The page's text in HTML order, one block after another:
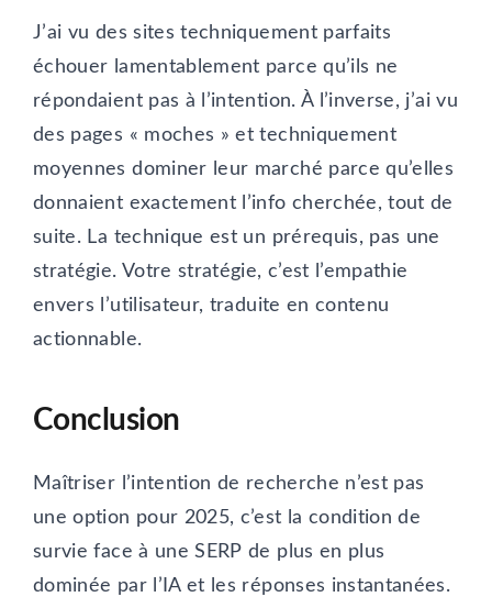
J’ai vu des sites techniquement parfaits
échouer lamentablement parce qu’ils ne
répondaient pas à l’intention. À l’inverse, j’ai vu
des pages « moches » et techniquement
moyennes dominer leur marché parce qu’elles
donnaient exactement l’info cherchée, tout de
suite. La technique est un prérequis, pas une
stratégie. Votre stratégie, c’est l’empathie
envers l’utilisateur, traduite en contenu
actionnable.
Conclusion
Maîtriser l’intention de recherche n’est pas
une option pour 2025, c’est la condition de
survie face à une SERP de plus en plus
dominée par l’IA et les réponses instantanées.